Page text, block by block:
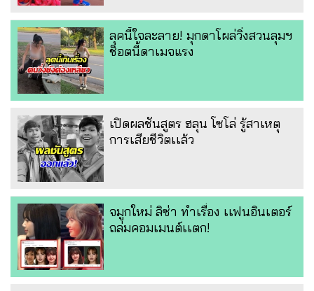
ลุคนี้ใจละลาย! มุกดาโผล่วิ่งสวนลุมฯ
ช็อตนี้ดาเมจแรง
เปิดผลชันสูตร ฮลุน โซโล่ รู้สาเหตุ
การเสียชีวิตเเล้ว
จมูกใหม่ ลิซ่า ทำเรื่อง เเฟนอินเตอร์
ถล่มคอมเมนต์เเตก!